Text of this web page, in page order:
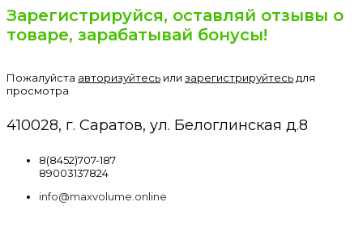
Зарегистрируйся, оставляй отзывы о
товаре, зарабатывай бонусы!
Пожалуйста авторизуйтесь или зарегистрируйтесь для
просмотра
410028, г. Саратов, ул. Белоглинская д.8
8(8452)707-187
89003137824
info@maxvolume.online